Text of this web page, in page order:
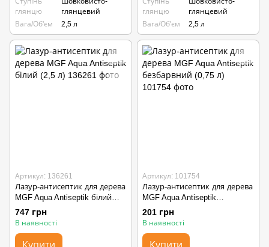
глянцю
глянцевий
Вага/Об'єм
2,5 л
глянцю
глянцевий
Вага/Об'єм
2,5 л
Артикул: 136261
Лазур-антисептик для дерева
MGF Aqua Antiseptik білий
(2,5 л)
747 грн
В наявності
Купити
Артикул: 101754
Лазур-антисептик для дерева
MGF Aqua Antiseptik
безбарвний (0,75 л)
201 грн
В наявності
Купити